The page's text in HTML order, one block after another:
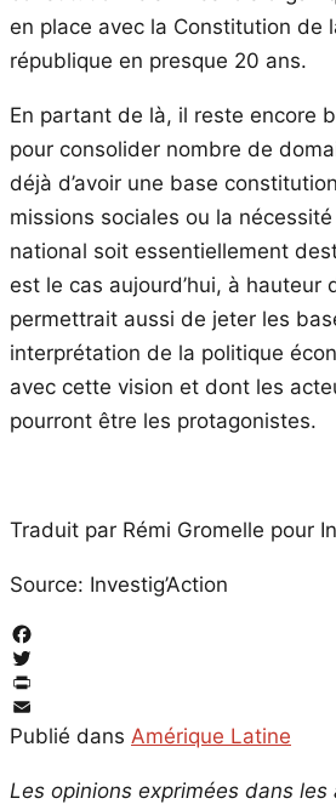
en place avec la Constitution de
république en presque 20 ans.
En partant de là, il reste encore
pour consolider nombre de
déjà d’avoir une base
missions sociales ou la
national soit essentiellement
est le cas aujourd’hui, à hauteur
permettrait aussi de jeter les
interprétation de la politique
avec cette vision et dont les
pourront être les protagonistes.
Traduit par Rémi Gromelle pour
Source: Investig’Action
Facebook
Twitter
PrintFriendly
Email
Publié dans Amérique Latine
Les opinions exprimées dans